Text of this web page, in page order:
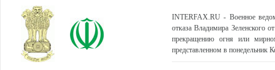
INTERFAX.RU - Военное
отказа Владимира Зеленского
прекращению огня или
представленном в